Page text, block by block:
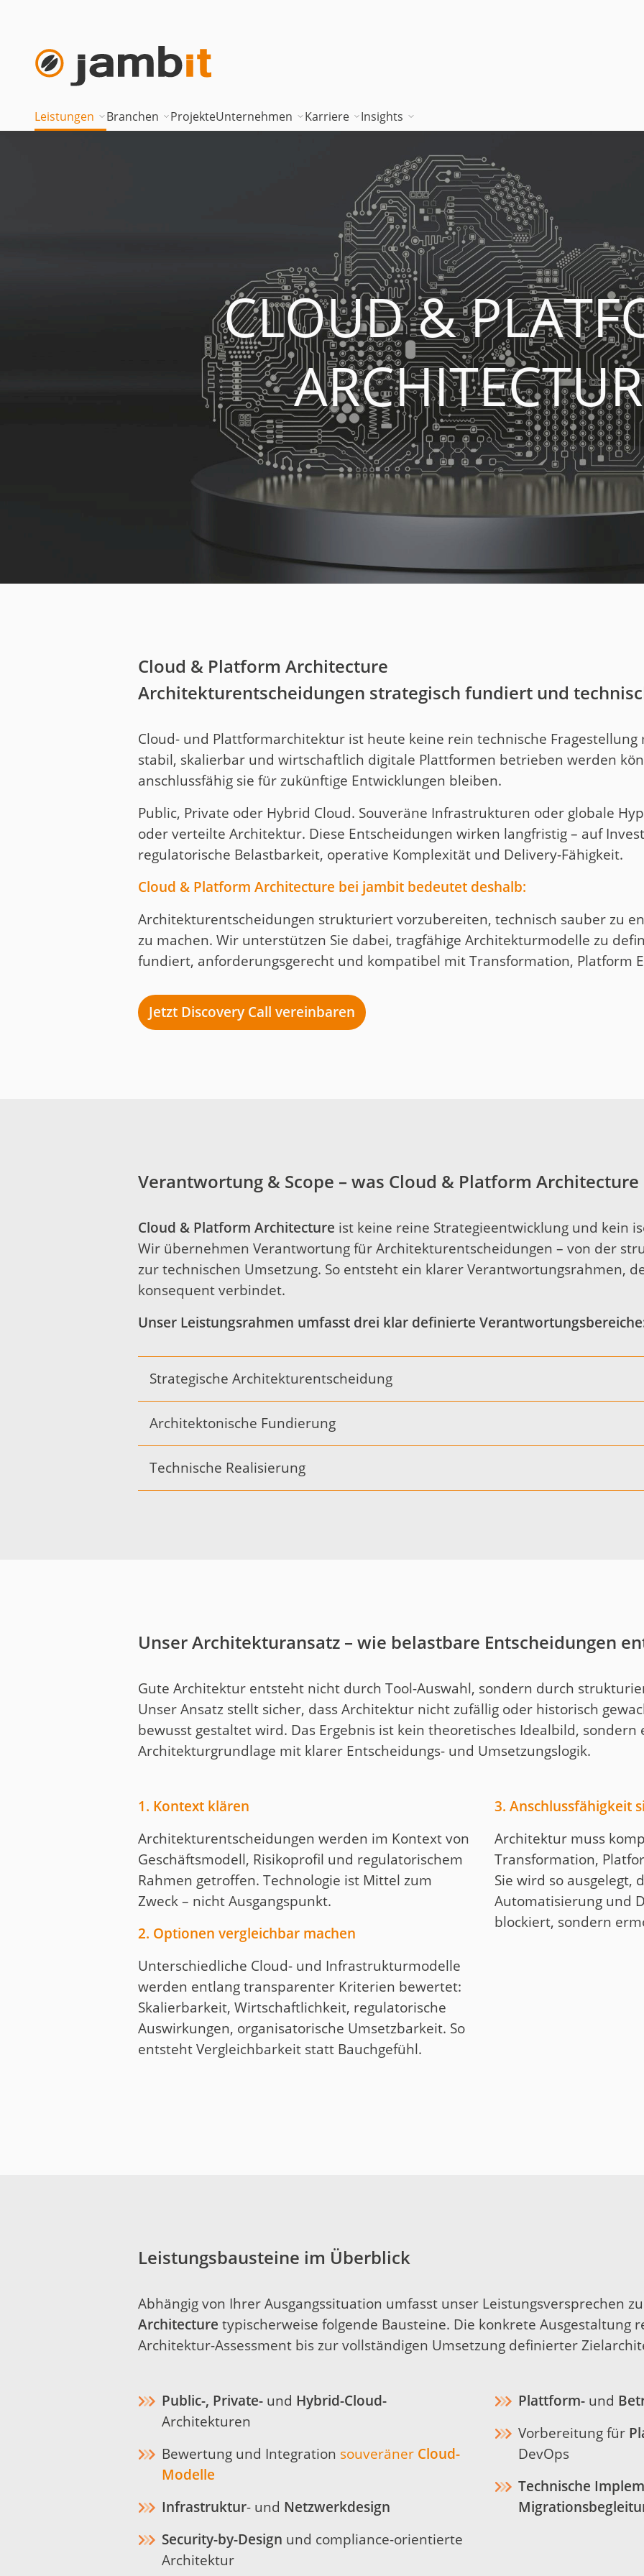
Leistungen
AI Transformation Consulting
Branchen
Automotive
ProjekteUnternehmen
Where innovation works
Nearshoring Armenien
Unternehmensgrundsätze
Code of Conduct
Unternehmenshistorie
Kontakt
Karriere
Unsere Wissenskultur
jambitee sein
jambitee werden
Jobs bei jambit
Insights
Blog
Whitepaper Hub
Events
CLOUD &
Cloud & Platform Architecture
Architekturentscheidungen strategisch fundiert und
Cloud- und Plattformarchitektur ist heute keine rein technische Fragestellung
stabil, skalierbar und wirtschaftlich digitale Plattformen betrieben werden
anschlussfähig sie für zukünftige Entwicklungen bleiben.
Public, Private oder Hybrid Cloud. Souveräne Infrastrukturen oder globale
oder verteilte Architektur. Diese Entscheidungen wirken langfristig – auf
regulatorische Belastbarkeit, operative Komplexität und Delivery-Fähigkeit.
Cloud & Platform Architecture bei jambit bedeutet deshalb:
Architekturentscheidungen strukturiert vorzubereiten, technisch sauber zu
zu machen. Wir unterstützen Sie dabei, tragfähige Architekturmodelle zu
fundiert, anforderungsgerecht und kompatibel mit Transformation, Platform
Jetzt Discovery Call vereinbaren
Verantwortung & Scope – was Cloud & Platform
Cloud & Platform Architecture ist keine reine Strategieentwicklung und kein
Wir übernehmen Verantwortung für Architekturentscheidungen – von der
zur technischen Umsetzung. So entsteht ein klarer Verantwortungsrahmen,
konsequent verbindet.
Unser Leistungsrahmen umfasst drei klar definierte
Strategische Architekturentscheidung
Architektonische Fundierung
Technische Realisierung
Unser Architekturansatz – wie belastbare Entscheidungen
Gute Architektur entsteht nicht durch Tool-Auswahl, sondern durch
Unser Ansatz stellt sicher, dass Architektur nicht zufällig oder historisch
bewusst gestaltet wird. Das Ergebnis ist kein theoretisches Idealbild, sondern
Architekturgrundlage mit klarer Entscheidungs- und Umsetzungslogik.
1. Kontext klären
Architekturentscheidungen werden im Kontext von
Geschäftsmodell, Risikoprofil und regulatorischem
Rahmen getroffen. Technologie ist Mittel zum
Zweck – nicht Ausgangspunkt.
2. Optionen vergleichbar machen
Unterschiedliche Cloud- und Infrastrukturmodelle
werden entlang transparenter Kriterien bewertet:
Skalierbarkeit, Wirtschaftlichkeit, regulatorische
Auswirkungen, organisatorische Umsetzbarkeit. So
entsteht Vergleichbarkeit statt Bauchgefühl.
3. Anschlussfähigkeit
Architektur muss
Transformation,
Sie wird so ausgelegt,
Automatisierung und
blockiert, sondern
Leistungsbausteine im Überblick
Abhängig von Ihrer Ausgangssituation umfasst unser Leistungsversprechen
Architecture typischerweise folgende Bausteine. Die konkrete Ausgestaltung
Architektur-Assessment bis zur vollständigen Umsetzung definierter
Public-, Private- und Hybrid-Cloud-
Architekturen
Bewertung und Integration souveräner Cloud-
Modelle
Infrastruktur- und Netzwerkdesign
Security-by-Design und compliance-orientierte
Architektur
Plattform- und
Vorbereitung für
DevOps
Technische